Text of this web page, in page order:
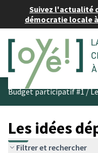
Suivez l'actualité
démocratie locale
Budget participatif #1/
Les idées
Filtrer et rechercher